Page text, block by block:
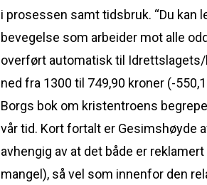
i prosessen samt tidsbruk. “Du kan
bevegelse som arbeider mot alle
overført automatisk til
ned fra 1300 til 749,90 kroner (-
Borgs bok om kristentroens
vår tid. Kort fortalt er Gesimshøyde
avhengig av at det både er
mangel), så vel som innenfor den